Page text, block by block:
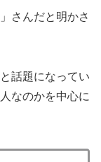
さんだと明かさ
話題になってい
なのかを中心に